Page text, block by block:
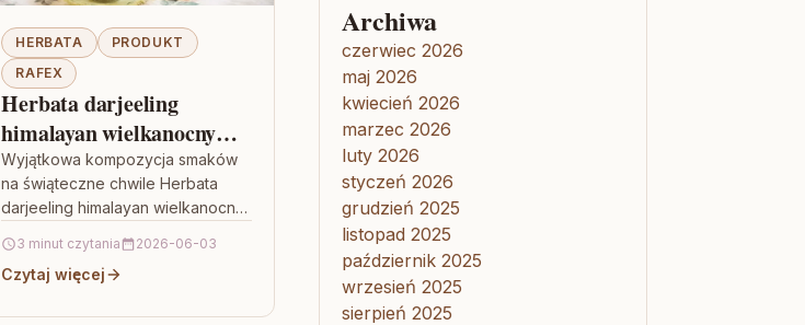
HERBATA
PRODUKT
RAFEX
Herbata darjeeling
himalayan wielkanocny
koszyk 100g
Wyjątkowa kompozycja smaków
na świąteczne chwile Herbata
darjeeling himalayan wielkanocny
osób, które lubią łączyć
klasyczny charakter herbaty z
3 minut czytania 2026-06-03
Czytaj więcej
Archiwa
czerwiec 2026
maj 2026
kwiecień 2026
marzec 2026
luty 2026
styczeń 2026
grudzień 2025
listopad 2025
październik 2025
wrzesień 2025
sierpień 2025